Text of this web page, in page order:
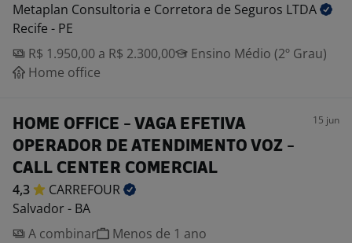
Metaplan Consultoria e Corretora de Seguros LTDA
Recife - PE
R$ 1.950,00 a R$ 2.300,00
Ensino Médio (2º Grau)
Home office
HOME OFFICE - VAGA EFETIVA
OPERADOR DE ATENDIMENTO VOZ -
CALL CENTER COMERCIAL
15 jun
4,3
CARREFOUR
Salvador - BA
A combinar
Menos de 1 ano